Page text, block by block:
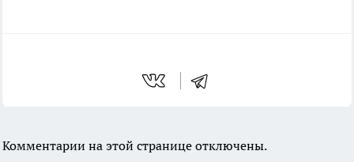
Комментарии на этой странице отключены.